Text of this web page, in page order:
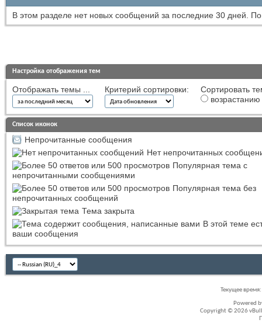
В этом разделе нет новых сообщений за последние 30 дней.
Настройка отображения тем
Отображать темы ... Критерий сортировки:
Сортировать
возрастанию
Список иконок
Непрочитанные сообщения
Нет непрочитанных
Популярная тема с
непрочитанными сообщениями
Популярная тема без
непрочитанных сообщений
Тема закрыта
В этой теме
ваши сообщения
Текущее время:
Powered
Copyright © 2026